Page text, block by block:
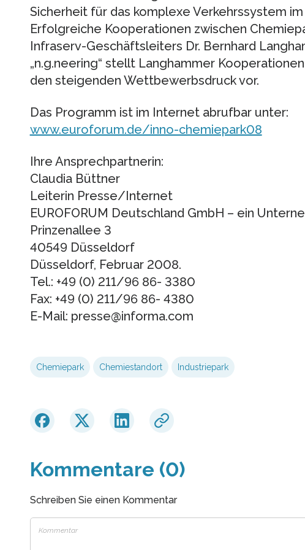
Sicherheit für das komplexe Verkehrssystem im
Erfolgreiche Kooperationen zwischen
Infraserv-Geschäftsleiters Dr. Bernhard
„n.g.neering“ stellt Langhammer
den steigenden Wettbewerbsdruck vor.
Das Programm ist im Internet abrufbar unter:
www.euroforum.de/inno-chemiepark08
Ihre Ansprechpartnerin:
Claudia Büttner
Leiterin Presse/Internet
EUROFORUM Deutschland GmbH – ein
Prinzenallee 3
40549 Düsseldorf
Düsseldorf, Februar 2008.
Tel.: +49 (0) 211/96 86- 3380
Fax: +49 (0) 211/96 86- 4380
E-Mail: presse@informa.com
Chemiepark Chemiestandort Industriepark
Kommentare (0)
Schreiben Sie einen Kommentar